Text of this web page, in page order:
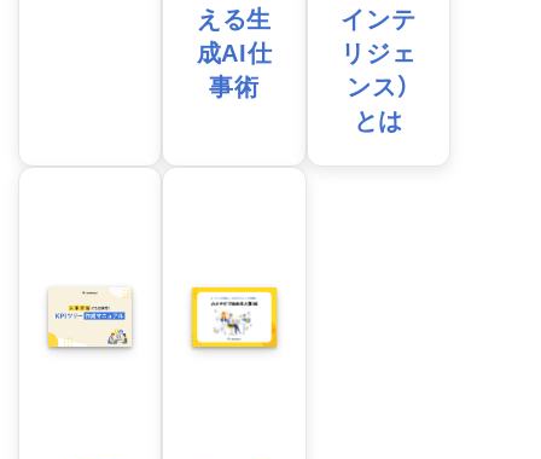
える生
成AI仕
事術
インテ
リジェ
ンス）
とは